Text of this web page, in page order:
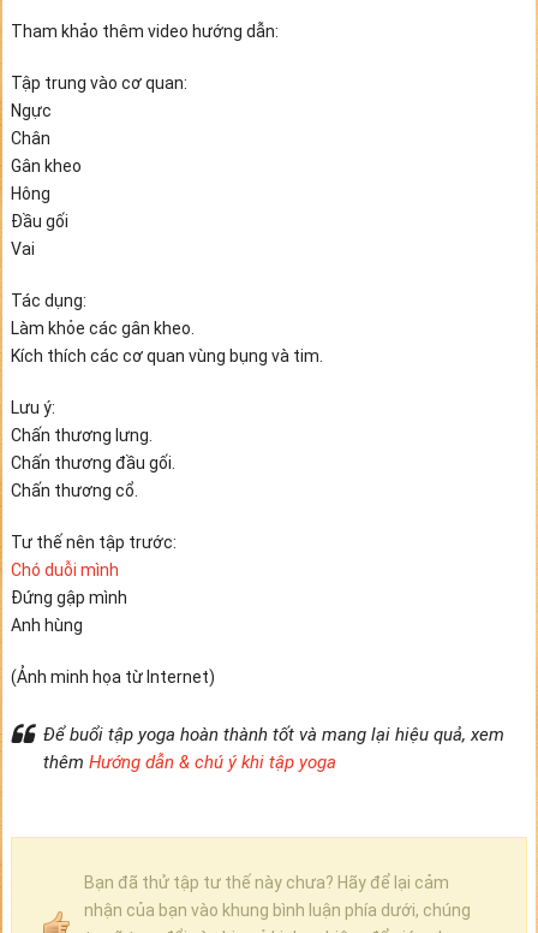
Tham khảo thêm video hướng dẫn:
Tập trung vào cơ quan:
Ngực
Chân
Gân kheo
Hông
Đầu gối
Vai
Tác dụng:
Làm khỏe các gân kheo.
Kích thích các cơ quan vùng bụng và tim.
Lưu ý:
Chấn thương lưng.
Chấn thương đầu gối.
Chấn thương cổ.
Tư thế nên tập trước:
Chó duỗi mình
Đứng gập mình
Anh hùng
(Ảnh minh họa từ Internet)
Để buổi tập yoga hoàn thành tốt và mang lại hiệu quả, xem
thêm Hướng dẫn & chú ý khi tập yoga
Bạn đã thử tập tư thế này chưa? Hãy để lại cảm
nhận của bạn vào khung bình luận phía dưới, chúng